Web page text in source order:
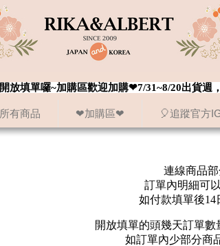
所有商品 ❤加購區❤ 🎈追蹤官方
開放填單囉~加購區歡迎加購❤7/31~8/20出貨